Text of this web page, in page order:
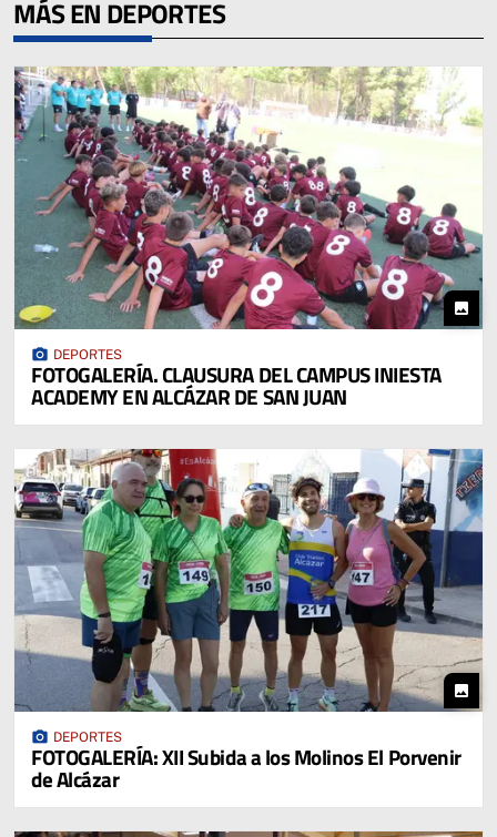
MÁS EN DEPORTES
photo
photo_camera DEPORTES
FOTOGALERÍA. CLAUSURA DEL CAMPUS INIESTA
ACADEMY EN ALCÁZAR DE SAN JUAN
photo
photo_camera DEPORTES
FOTOGALERÍA: XII Subida a los Molinos El Porvenir
de Alcázar